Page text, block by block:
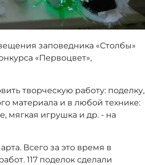
заповедника «Столбы»
«Первоцвет»,
творческую работу: поделку,
материала и в любой технике:
мягкая игрушка и др. - на
Всего за это время в
117 поделок сделали